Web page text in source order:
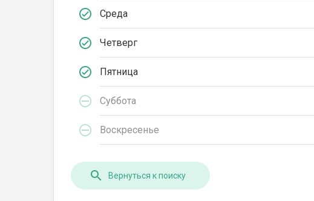
Среда
Четверг
Пятница
Суббота
Воскресенье
Вернуться к поиску